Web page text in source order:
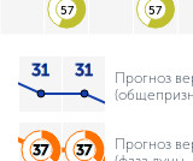
57 57
Прогноз
Прогноз